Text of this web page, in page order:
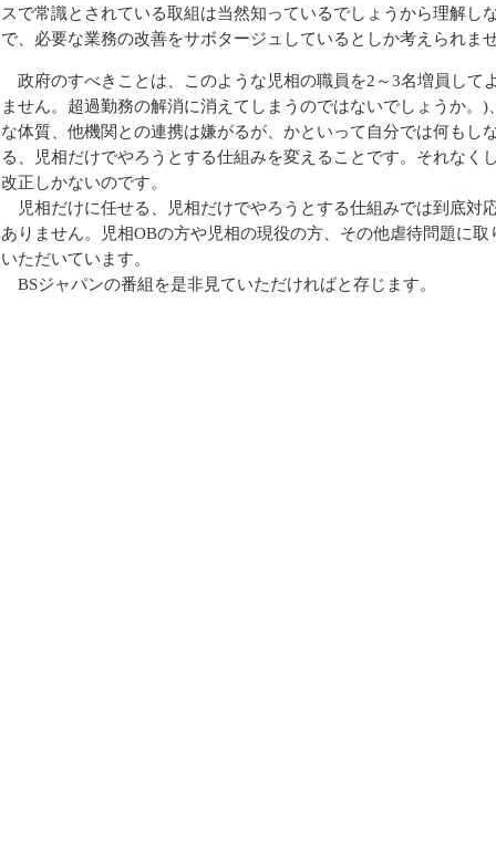
スで常識とされている取組は当然知っているでしょうから理解し
で、必要な業務の改善をサボタージュしているとしか考えられま
政府のすべきことは、このような児相の職員を2～3名増員して
ません。超過勤務の解消に消えてしまうのではないでしょうか。
な体質、他機関との連携は嫌がるが、かといって自分では何もし
る、児相だけでやろうとする仕組みを変えることです。それなく
改正しかないのです。
児相だけに任せる、児相だけでやろうとする仕組みでは到底対
ありません。児相OBの方や児相の現役の方、その他虐待問題に
いただいています。
BSジャパンの番組を是非見ていただければと存じます。